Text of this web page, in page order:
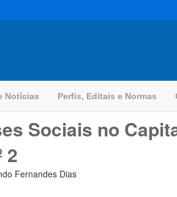
Notícias Perfis, Editais e Normas
Sociais no
2
Fernandes Dias